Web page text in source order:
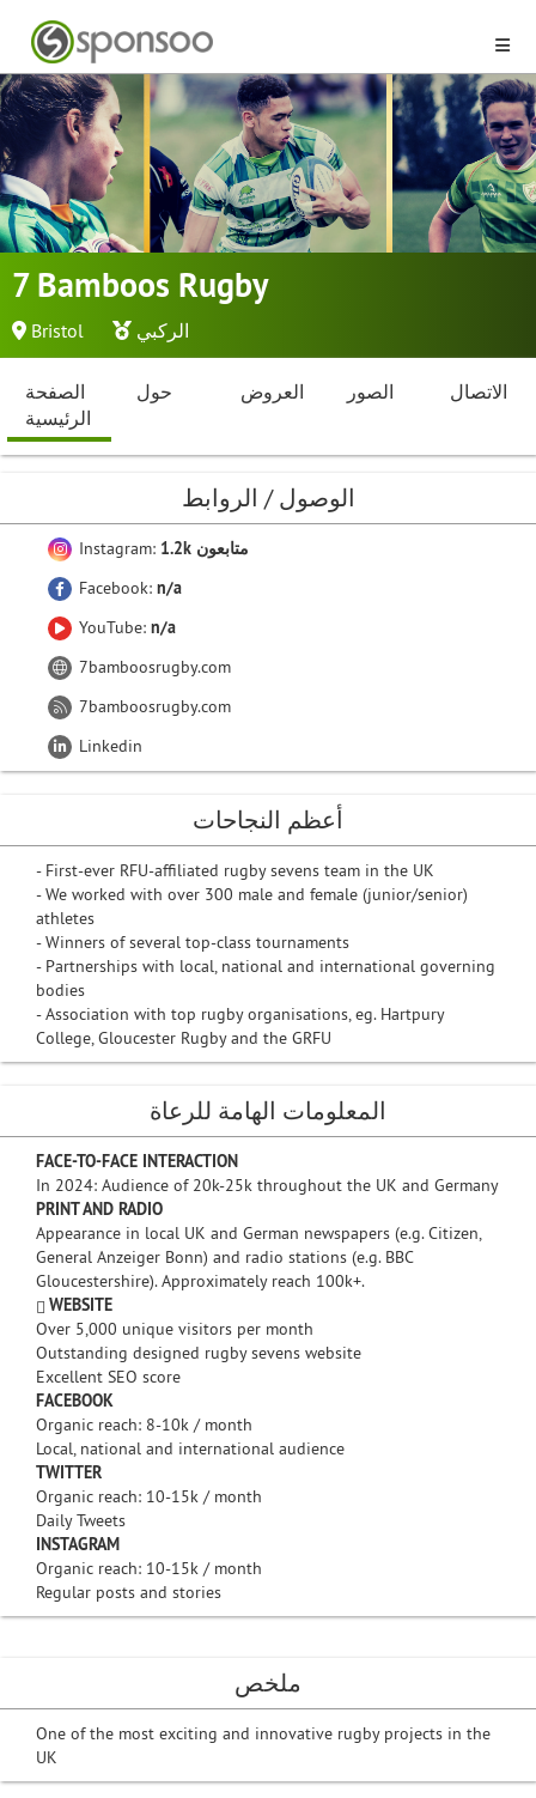
7 Bamboos Rugby
Bristol الركبي
الصفحة
الرئيسية
حول العروض الصور الاتصال
ملخص
One of the most exciting and innovative rugby projects in the
UK
الوصول / الروابط
Instagram:
1.2k متابعون
Facebook: n/a
YouTube: n/a
7bamboosrugby.com
7bamboosrugby.com
Linkedin
أعظم النجاحات
- First-ever RFU-affiliated rugby sevens team in the UK
- We worked with over 300 male and female (junior/senior)
athletes
- Winners of several top-class tournaments
- Partnerships with local, national and international governing
bodies
- Association with top rugby organisations, eg. Hartpury
College, Gloucester Rugby and the GRFU
المعلومات الهامة للرعاة
FACE-TO-FACE INTERACTION
In 2024: Audience of 20k-25k throughout the UK and Germany
PRINT AND RADIO
Appearance in local UK and German newspapers (e.g. Citizen,
General Anzeiger Bonn) and radio stations (e.g. BBC
Gloucestershire). Approximately reach 100k+.
WEBSITE
Over 5,000 unique visitors per month
Outstanding designed rugby sevens website
Excellent SEO score
FACEBOOK
Organic reach: 8-10k / month
Local, national and international audience
TWITTER
Organic reach: 10-15k / month
Daily Tweets
INSTAGRAM
Organic reach: 10-15k / month
Regular posts and stories